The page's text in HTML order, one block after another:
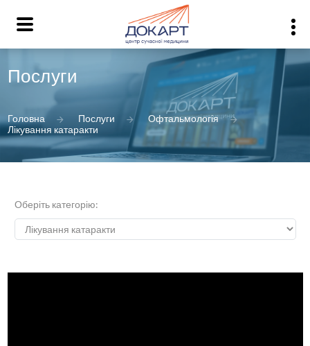
Послуги
Головна Послуги
Офтальмологія
Лікування катаракти
Оберіть категорію: